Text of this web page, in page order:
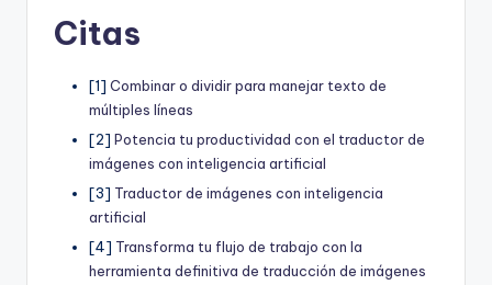
Citas
[1] Combinar o dividir para manejar texto de
múltiples líneas
[2] Potencia tu productividad con el traductor de
imágenes con inteligencia artificial
[3] Traductor de imágenes con inteligencia
artificial
[4] Transforma tu flujo de trabajo con la
herramienta definitiva de traducción de imágenes